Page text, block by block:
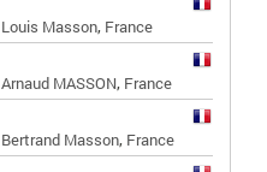
Louis Masson, France
Arnaud MASSON, France
Bertrand Masson, France